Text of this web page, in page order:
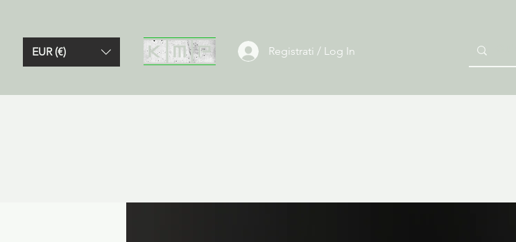
EUR (€) Registrati / Log In